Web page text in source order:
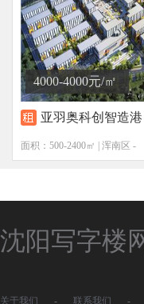
4000-4000元/㎡
亚羽奥科创智造港
面积：500-2400㎡ | 浑南区 -
沈阳写字楼
关于我们 - 联系我们 -